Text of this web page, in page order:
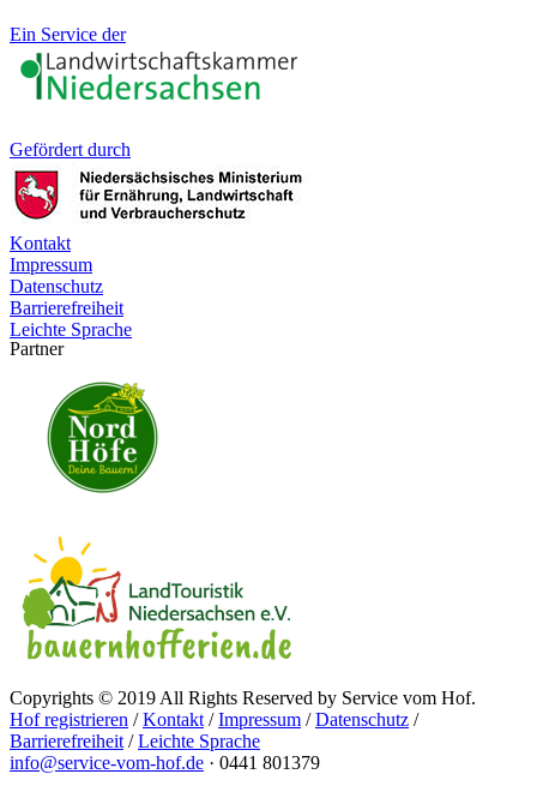
Ein Service der
Gefördert durch
Kontakt
Impressum
Datenschutz
Barrierefreiheit
Leichte Sprache
Partner
Copyrights © 2019 All Rights Reserved by Service vom Hof.
Hof registrieren /Kontakt /Impressum /Datenschutz /
Barrierefreiheit /Leichte Sprache
info@service-vom-hof.de · 0441 801379